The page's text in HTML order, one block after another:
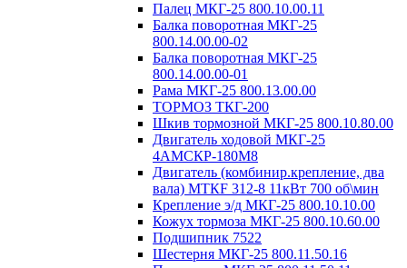
Палец МКГ-25 800.10.00.11
Балка поворотная МКГ-25
800.14.00.00-02
Балка поворотная МКГ-25
800.14.00.00-01
Рама МКГ-25 800.13.00.00
ТОРМОЗ ТКГ-200
Шкив тормозной МКГ-25 800.10.80.00
Двигатель ходовой МКГ-25
4АМСКР-180М8
Двигатель (комбинир.крепление, два
вала) MTКF 312-8 11кВт 700 об\мин
Крепление э/д МКГ-25 800.10.10.00
Кожух тормоза МКГ-25 800.10.60.00
Подшипник 7522
Шестерня МКГ-25 800.11.50.16